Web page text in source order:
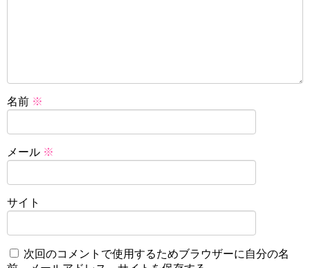
名前 ※
メール ※
サイト
次回のコメントで使用するためブラウザーに自分の名